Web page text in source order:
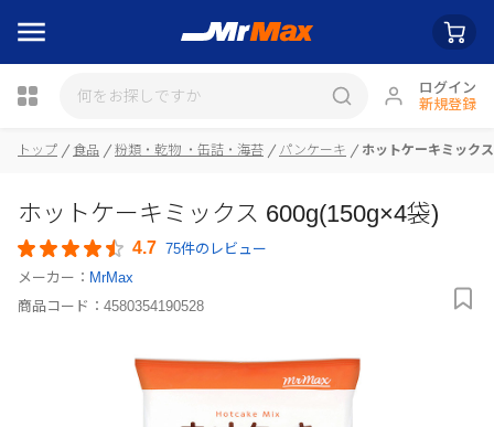
ログイン
新規登録
瓶詰
トップ 食品 粉類・乾物 ・缶詰・海苔 パンケーキ ホットケーキミック
ホットケーキミックス 600g(150g×4袋)
4.7 75件のレビュー
メーカー： MrMax
商品コード： 4580354190528